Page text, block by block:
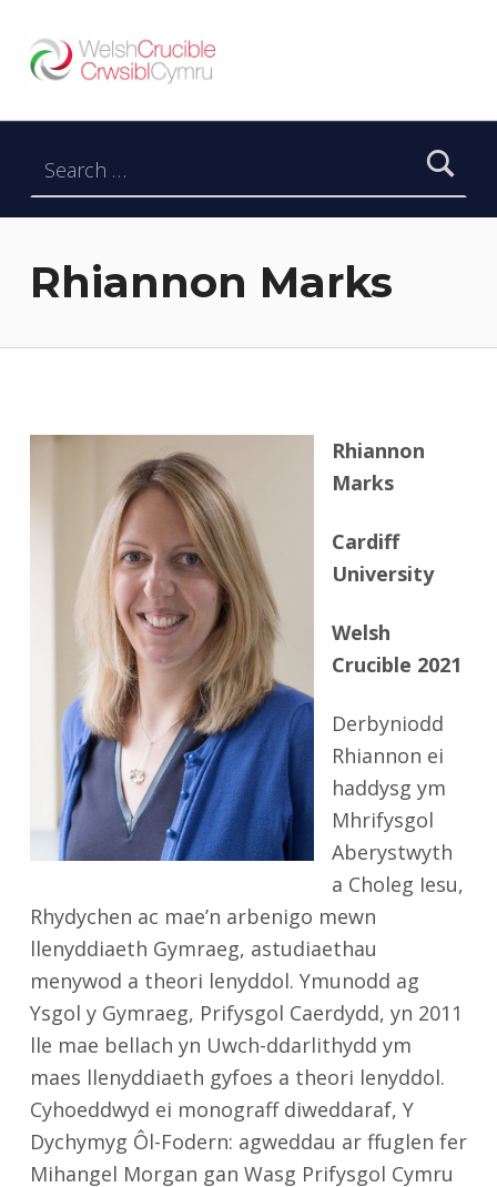
DATBLYGU ARWEINWYR Y DYFODOL I GYMRU – DEVELOPING FUTURE RESEARCH LEADERS FOR WALES
Rhiannon Marks
Rhiannon
Marks
Cardiff
University
Welsh
Crucible 2021
Derbyniodd
Rhiannon ei
haddysg ym
Mhrifysgol
Aberystwyth
a Choleg Iesu,
Rhydychen ac mae’n arbenigo mewn
llenyddiaeth Gymraeg, astudiaethau
menywod a theori lenyddol. Ymunodd ag
Ysgol y Gymraeg, Prifysgol Caerdydd, yn 2011
lle mae bellach yn Uwch-ddarlithydd ym
maes llenyddiaeth gyfoes a theori lenyddol.
Cyhoeddwyd ei monograff diweddaraf, Y
Dychymyg Ôl-Fodern: agweddau ar ffuglen fer
Mihangel Morgan gan Wasg Prifysgol Cymru